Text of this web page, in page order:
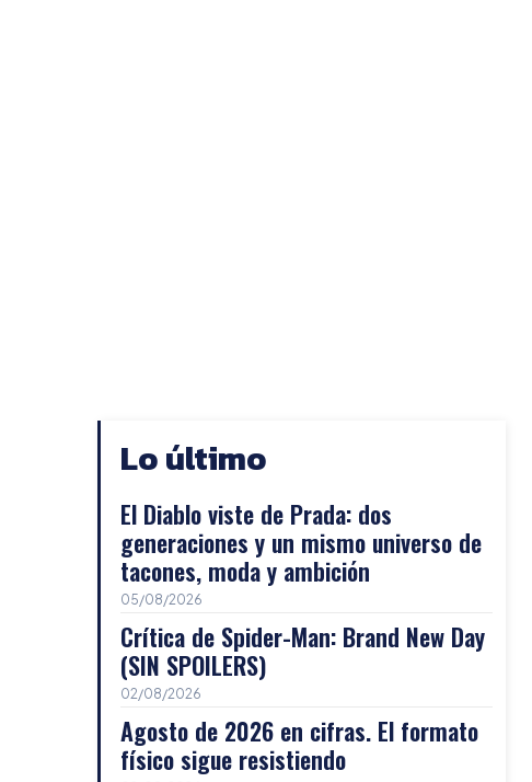
Lo último
El Diablo viste de Prada: dos
generaciones y un mismo universo de
tacones, moda y ambición
05/08/2026
Crítica de Spider-Man: Brand New Day
(SIN SPOILERS)
02/08/2026
Agosto de 2026 en cifras. El formato
físico sigue resistiendo